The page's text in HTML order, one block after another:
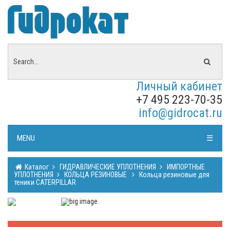
Личный кабинет
+7 495 223-70-35
info@gidrocat.ru
MENU ☰
Каталог ГИДРАВЛИЧЕСКИЕ УПЛОТНЕНИЯ
ИМПОРТНЫЕ
УПЛОТНЕНИЯ
КОЛЬЦА РЕЗИНОВЫЕ
Кольца резиновые для
теники CATERPILLAR